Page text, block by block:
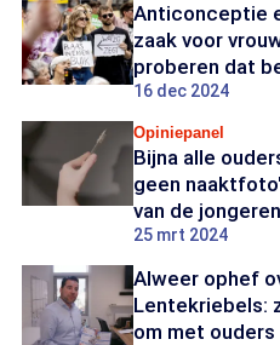
Anticonceptie
zaak voor
proberen dat
16 dec 2024
Opiniepanel
Bijna alle
geen
van de
25 mrt 2024
Alweer ophef
Lentekriebels:
om met